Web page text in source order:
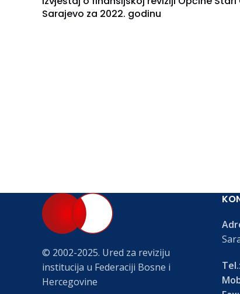
Sarajevo za 2022. godinu
© 2002-2025. Ured za reviziju
institucija u Federaciji Bosne i
Hercegovine
Tel.: